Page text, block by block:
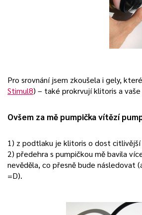
Pro srovnání jsem zkoušela i gely, které
Stimul8) – také prokrvují klitoris a
Ovšem za mě pumpička vítězí
1) z podtlaku je klitoris o dost citlivější
2) předehra s pumpičkou mě bavila
nevěděla, co přesně bude následovat
=D).